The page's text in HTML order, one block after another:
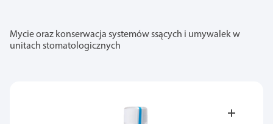
Mycie oraz konserwacja systemów ssących i umywalek w
unitach stomatologicznych